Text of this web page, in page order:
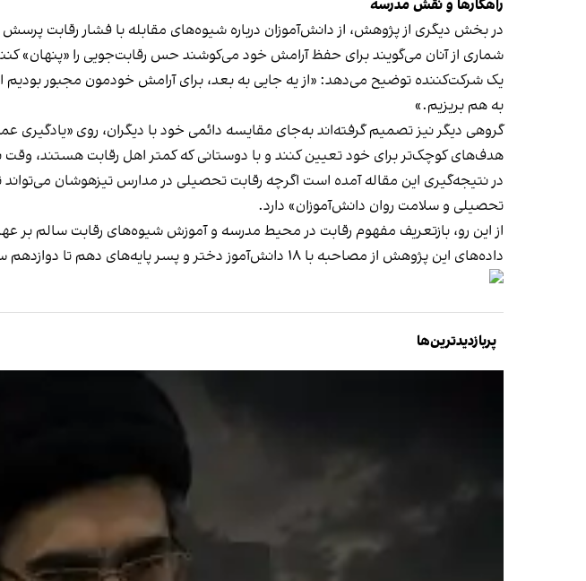
راهکارها و نقش مدرسه
در بخش دیگری از پژوهش، از دانش‌آموزان درباره‌ شیوه‌های مقابله با فشار رقابت
شماری از آنان می‌گویند برای حفظ آرامش خود می‌کوشند حس رقابت‌جویی را «پنهان»
یک شرکت‌کننده توضیح می‌دهد: «از یه جایی به بعد، برای آرامش خودمون مجبور
به هم بریزیم.»
گروهی دیگر نیز تصمیم گرفته‌اند به‌جای مقایسه دائمی خود با دیگران، روی
هدف‌های کوچک‌تر برای خود تعیین کنند و با دوستانی که کمتر اهل رقابت هستند، وقت
در نتیجه‌گیری این مقاله آمده است اگرچه رقابت تحصیلی در مدارس تیزهوشان می‌تواند
تحصیلی و سلامت روان دانش‌آموزان» دارد.
از این رو، بازتعریف مفهوم رقابت در محیط مدرسه و آموزش شیوه‌های رقابت سالم بر
داده‌های این پژوهش از مصاحبه با ۱۸ دانش‌آموز دختر و پسر پایه‌های دهم تا دوازدهم ساکن شهرستان قاینات در سال تحصیلی ۱۴۰۲ تا ۱۴۰۳ به دست آمده است.
پربازدیدترین‌ها